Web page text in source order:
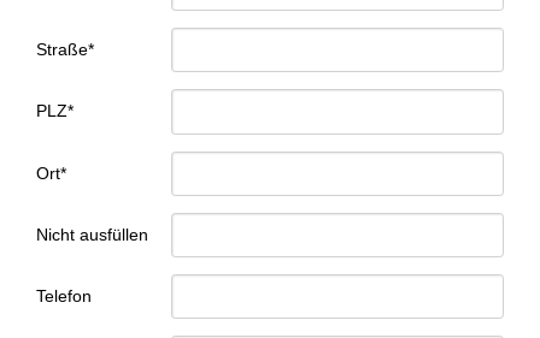
Straße*
PLZ*
Ort*
Nicht ausfüllen
Telefon